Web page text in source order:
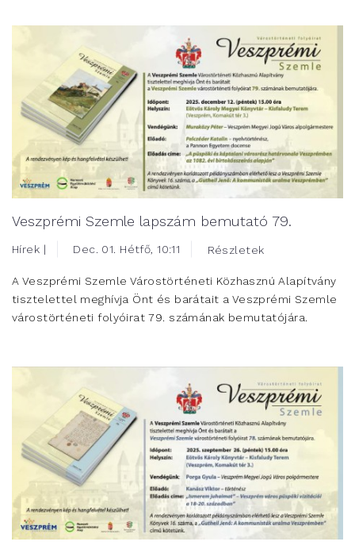
Veszprémi Szemle lapszám bemutató 79.
Hírek | Dec. 01. Hétfő, 10:11 Részletek
A Veszprémi Szemle Várostörténeti Közhasznú Alapítvány
tisztelettel meghívja Önt és barátait a Veszprémi Szemle
várostörténeti folyóirat 79. számának bemutatójára.